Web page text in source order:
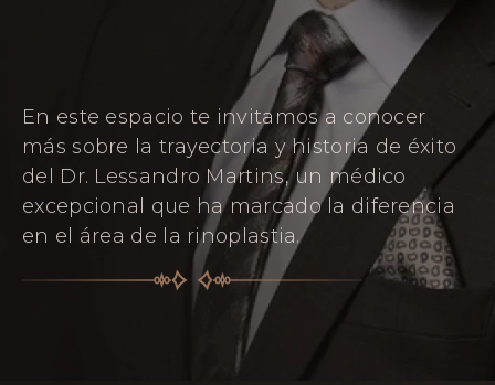
En este espacio te invitamos a conocer
más sobre la trayectoria y historia de éxito
del Dr. Lessandro Martins, un médico
excepcional que ha marcado la diferencia
en el área de la rinoplastia.